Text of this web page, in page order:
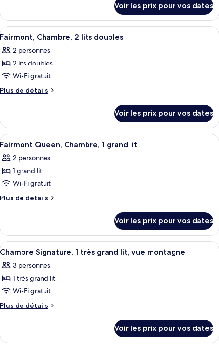
chambre :
Fairmont,
Chambre,
2
lits
doubles,
vue
montagne
le
type
de
Fairmont,
Chambre,
lits
doubles,
vue
Voir les prix pour vos dates
Afficher
toutes
les
photos
pour
ce
chambre :
Fairmont,
Chambre,
2
lits
doubles
Literie de qualité supérieure, couette
7
Fairmont, Chambre, 2 lits doubles
2 personnes
2 lits doubles
Wi-Fi gratuit
Plus de détails
Plus
le
type
de
Fairmont,
Chambre,
lits
doubles
Voir les prix pour vos dates
Afficher
toutes
les
photos
pour
ce
chambre :
Fairmont
Queen,
Chambre,
1
grand
lit
Literie de qualité supérieure, couette
5
Fairmont Queen, Chambre, 1 grand lit
2 personnes
1 grand lit
Wi-Fi gratuit
Plus de détails
Plus
le
type
de
Fairmont
Queen,
grand
lit
Voir les prix pour vos dates
Afficher
toutes
les
photos
pour
ce
chambre :
Literie de qualité supérieure, couette
5
Chambre Signature, 1 très grand lit, vue montagne
3 personnes
1 très grand lit
Wi-Fi gratuit
Plus de détails
Plus
le
Voir les prix pour vos dates